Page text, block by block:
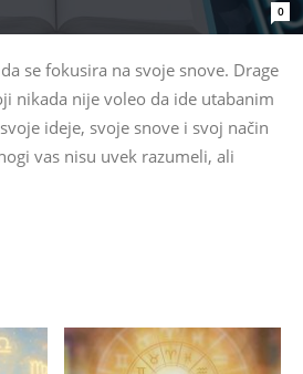
0
se fokusira na svoje snove. Drage
nikada nije voleo da ide utabanim
ideje, svoje snove i svoj način
vas nisu uvek razumeli, ali